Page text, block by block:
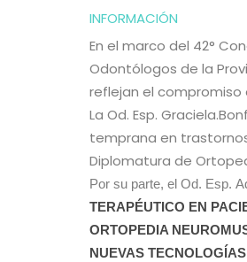
INFORMACIÓN
En el marco del 42°
Odontólogos de la
reflejan el compromiso
La Od. Esp.
temprana en
Diplomatura de
Por su parte, el Od. Esp.
TERAPÉUTICO EN
ORTOPEDIA
NUEVAS